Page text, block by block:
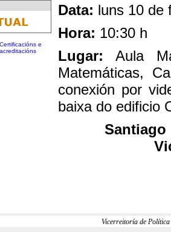
Certificacións e
acreditacións
Data: luns 10 de
Hora: 10:30 h
Lugar: Aula
Matemáticas,
conexión por
baixa do edificio
Santiago
Vicerreitoría de